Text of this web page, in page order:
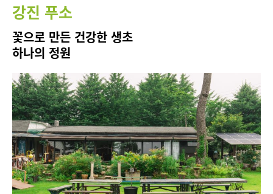
강진 푸소
꽃으로 만든 건강한 생초
하나의 정원